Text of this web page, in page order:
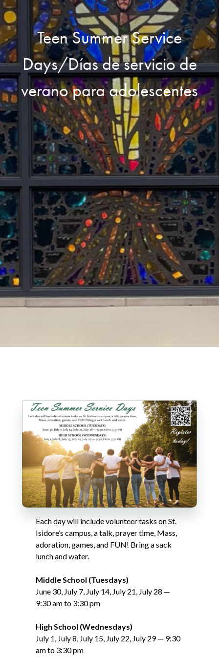
Teen Summer Service
Days/Días de servicio de
verano para adolescentes
Each day will include volunteer tasks on St.
Isidore’s campus, a talk, prayer time, Mass,
adoration, games, and FUN! Bring a sack
lunch and water.
Middle School (Tuesdays)
June 30, July 7, July 14, July 21, July 28 —
9:30 am to 3:30 pm
High School (Wednesdays)
July 1, July 8, July 15, July 22, July 29 — 9:30
am to 3:30 pm